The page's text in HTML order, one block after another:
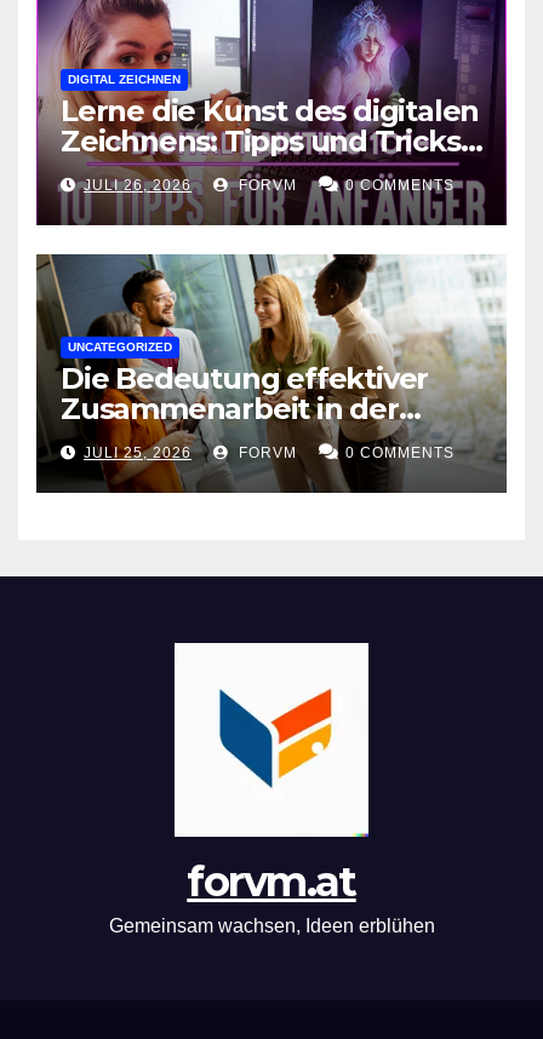
DIGITAL ZEICHNEN
Lerne die Kunst des digitalen
Zeichnens: Tipps und Tricks
für kreative Ausdruckskunst
JULI 26, 2026 FORVM 0 COMMENTS
UNCATEGORIZED
Die Bedeutung effektiver
Zusammenarbeit in der
Arbeitswelt
JULI 25, 2026 FORVM 0 COMMENTS
forvm.at
Gemeinsam wachsen, Ideen erblühen